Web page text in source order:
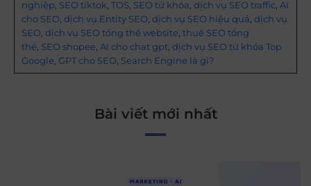
nghiệp SEO tiktok TOS SEO từ khóa dịch vụ SEO traffic AI
cho SEO dịch vụ Entity SEO dịch vụ SEO hiệu quả dịch vụ
SEO dịch vụ SEO tổng thể website thuê SEO tổng
thể SEO shopee AI cho chat gpt dịch vụ SEO từ khóa Top
Google GPT cho SEO Search Engine là gì?
Bài viết mới nhất